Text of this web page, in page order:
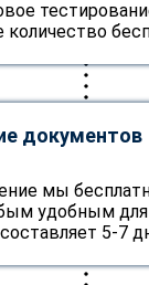
количество
документов
мы
удобным для
5-7